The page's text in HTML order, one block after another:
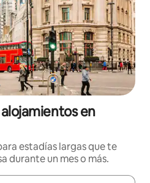
en
estadías largas que te
durante un mes o más.